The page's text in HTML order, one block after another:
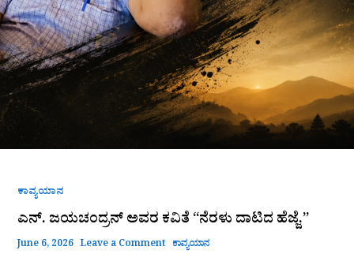
ಕಾವ್ಯಯಾನ
ಎನ್. ಜಯಚಂದ್ರನ್ ಅವರ ಕವಿತೆ “ನೆರಳು ದಾಟಿದ ಹೆಜ್ಜೆ.”
June 6, 2026 Leave a Comment ಕಾವ್ಯಯಾನ